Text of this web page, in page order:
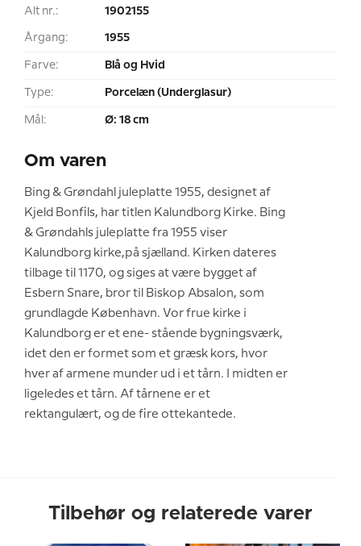
Alt nr.: 1902155
Årgang: 1955
Farve: Blå og Hvid
Type: Porcelæn (Underglasur)
Mål: Ø: 18 cm
Om varen
Bing & Grøndahl juleplatte 1955, designet af
Kjeld Bonfils, har titlen Kalundborg Kirke. Bing
& Grøndahls juleplatte fra 1955 viser
Kalundborg kirke,på sjælland. Kirken dateres
tilbage til 1170, og siges at være bygget af
Esbern Snare, bror til Biskop Absalon, som
grundlagde København. Vor frue kirke i
Kalundborg er et ene- stående bygningsværk,
idet den er formet som et græsk kors, hvor
hver af armene munder ud i et tårn. I midten er
ligeledes et tårn. Af tårnene er et
rektangulært, og de fire ottekantede.
Tilbehør og relaterede varer